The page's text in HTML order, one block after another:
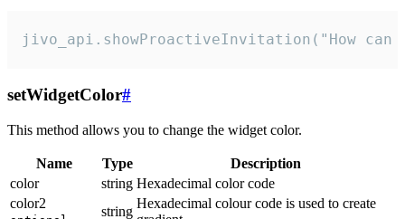
jivo_api.showProactiveInvitation("How
setWidgetColor#
This method allows you to change the widget color.
Name Type
Description
color
string Hexadecimal color code
color2
string
Hexadecimal colour code is used to create